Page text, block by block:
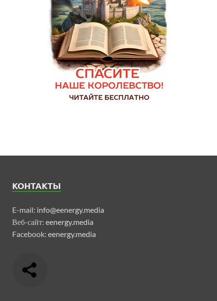
КОНТАКТЫ
E-mail: info@eenergy.media
Веб-сайт: eenergy.media
Facebook: eenergy.media